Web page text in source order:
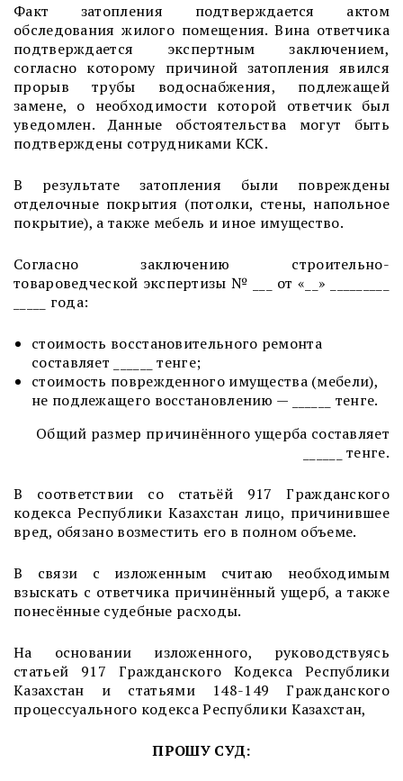
Факт затопления подтверждается актом
обследования жилого помещения. Вина ответчика
подтверждается экспертным заключением,
согласно которому причиной затопления явился
прорыв трубы водоснабжения, подлежащей
замене, о необходимости которой ответчик был
уведомлен. Данные обстоятельства могут быть
подтверждены сотрудниками КСК.
В результате затопления были повреждены
отделочные покрытия (потолки, стены, напольное
покрытие), а также мебель и иное имущество.
Согласно заключению строительно-
товароведческой экспертизы № ___ от «__» _________
_____ года:
стоимость восстановительного ремонта
составляет ______ тенге;
стоимость поврежденного имущества (мебели),
не подлежащего восстановлению — ______ тенге.
Общий размер причинённого ущерба составляет
______ тенге.
В соответствии со статьёй 917 Гражданского
кодекса Республики Казахстан лицо, причинившее
вред, обязано возместить его в полном объеме.
В связи с изложенным считаю необходимым
взыскать с ответчика причинённый ущерб, а также
понесённые судебные расходы.
На основании изложенного, руководствуясь
статьей 917 Гражданского Кодекса Республики
Казахстан и статьями 148-149 Гражданского
процессуального кодекса Республики Казахстан,
ПРОШУ СУД: